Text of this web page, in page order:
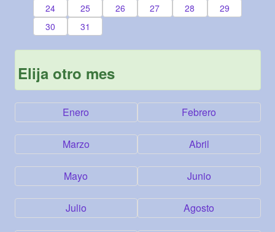
24
25 26 27 28
29
30
31
Elija otro mes
Enero Febrero
Marzo Abril
Mayo Junio
Julio Agosto